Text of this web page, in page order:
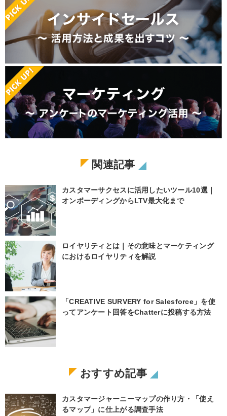
関連記事
カスタマーサクセスに活用したいツール10選｜
オンボーディングからLTV最大化まで
ロイヤリティとは｜その意味とマーケティング
におけるロイヤリティを解説
「CREATIVE SURVERY for Salesforce」を使
ってアンケート回答をChatterに投稿する方法
おすすめ記事
カスタマージャーニーマップの作り方・「使え
るマップ」に仕上がる調査手法